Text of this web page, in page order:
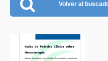
Volver al